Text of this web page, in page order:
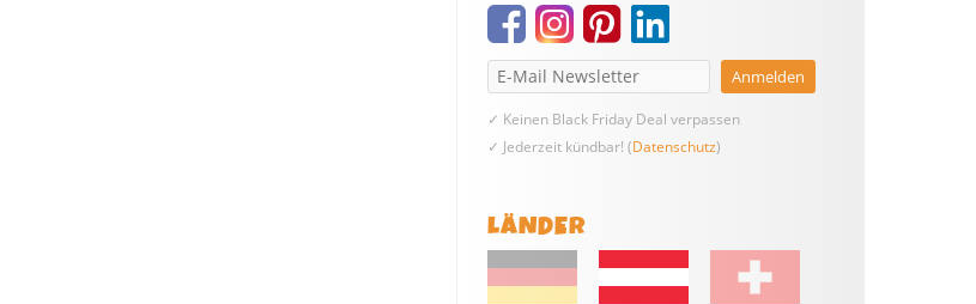
✓ Keinen Black Friday Deal verpassen
✓ Jederzeit kündbar! (Datenschutz)
LÄNDER